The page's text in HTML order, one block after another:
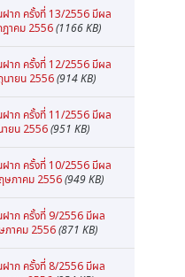
ฝาก ครั้งที่ 13/2556 มีผล
าคม 2556(1166 KB)
ฝาก ครั้งที่ 12/2556 มีผล
ายน 2556(914 KB)
ฝาก ครั้งที่ 11/2556 มีผล
ยน 2556(951 KB)
ฝาก ครั้งที่ 10/2556 มีผล
ภาคม 2556(949 KB)
ฝาก ครั้งที่ 9/2556 มีผล
ภาคม 2556(871 KB)
ฝาก ครั้งที่ 8/2556 มีผล